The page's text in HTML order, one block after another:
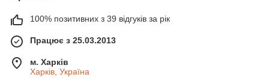
100% позитивних з 39 відгуків за рік
Працює з 25.03.2013
м. Харків
Харків, Україна